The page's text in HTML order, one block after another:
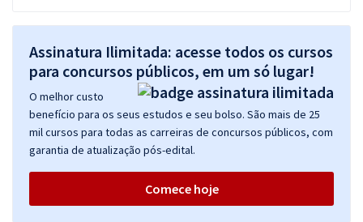
Assinatura Ilimitada: acesse todos os cursos
para concursos públicos, em um só lugar!
O melhor custo
benefício para os seus estudos e seu bolso. São mais de 25
mil cursos para todas as carreiras de concursos públicos, com
garantia de atualização pós-edital.
Comece hoje